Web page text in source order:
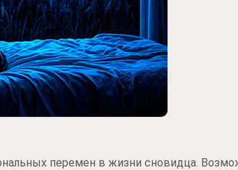
перемен в жизни сновидца.